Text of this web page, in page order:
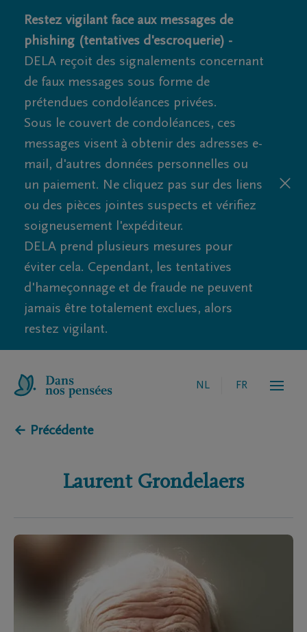
Restez vigilant face aux messages de
phishing (tentatives d'escroquerie) -
DELA reçoit des signalements concernant
de faux messages sous forme de
prétendues condoléances privées.
Sous le couvert de condoléances, ces
messages visent à obtenir des adresses e-
mail, d'autres données personnelles ou
un paiement. Ne cliquez pas sur des liens
ou des pièces jointes suspects et vérifiez
soigneusement l'expéditeur.
DELA prend plusieurs mesures pour
éviter cela. Cependant, les tentatives
d'hameçonnage et de fraude ne peuvent
jamais être totalement exclues, alors
restez vigilant.
NL FR
← Précédente
Laurent Grondelaers